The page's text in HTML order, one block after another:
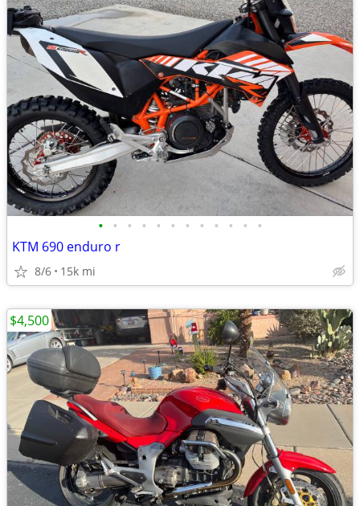
• • • • • • • • • • • •
KTM 690 enduro r
8/6 15k mi
$4,500